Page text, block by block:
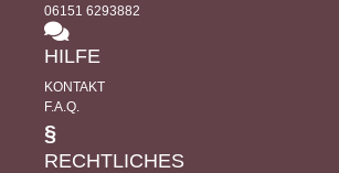
06151 6293882
HILFE
KONTAKT
F.A.Q.
§
RECHTLICHES